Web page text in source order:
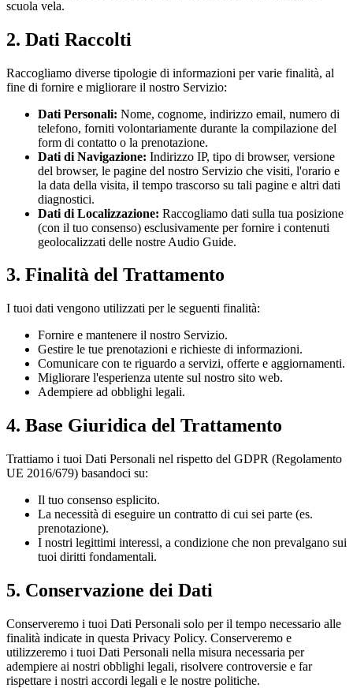
scuola vela.
2. Dati Raccolti
Raccogliamo diverse tipologie di informazioni per varie finalità, al
fine di fornire e migliorare il nostro Servizio:
Dati Personali: Nome, cognome, indirizzo email, numero di
telefono, forniti volontariamente durante la compilazione del
form di contatto o la prenotazione.
Dati di Navigazione: Indirizzo IP, tipo di browser, versione
del browser, le pagine del nostro Servizio che visiti, l'orario e
la data della visita, il tempo trascorso su tali pagine e altri dati
diagnostici.
Dati di Localizzazione: Raccogliamo dati sulla tua posizione
(con il tuo consenso) esclusivamente per fornire i contenuti
geolocalizzati delle nostre Audio Guide.
3. Finalità del Trattamento
I tuoi dati vengono utilizzati per le seguenti finalità:
Fornire e mantenere il nostro Servizio.
Gestire le tue prenotazioni e richieste di informazioni.
Comunicare con te riguardo a servizi, offerte e aggiornamenti.
Migliorare l'esperienza utente sul nostro sito web.
Adempiere ad obblighi legali.
4. Base Giuridica del Trattamento
Trattiamo i tuoi Dati Personali nel rispetto del GDPR (Regolamento
UE 2016/679) basandoci su:
Il tuo consenso esplicito.
La necessità di eseguire un contratto di cui sei parte (es.
prenotazione).
I nostri legittimi interessi, a condizione che non prevalgano sui
tuoi diritti fondamentali.
5. Conservazione dei Dati
Conserveremo i tuoi Dati Personali solo per il tempo necessario alle
finalità indicate in questa Privacy Policy. Conserveremo e
utilizzeremo i tuoi Dati Personali nella misura necessaria per
adempiere ai nostri obblighi legali, risolvere controversie e far
rispettare i nostri accordi legali e le nostre politiche.